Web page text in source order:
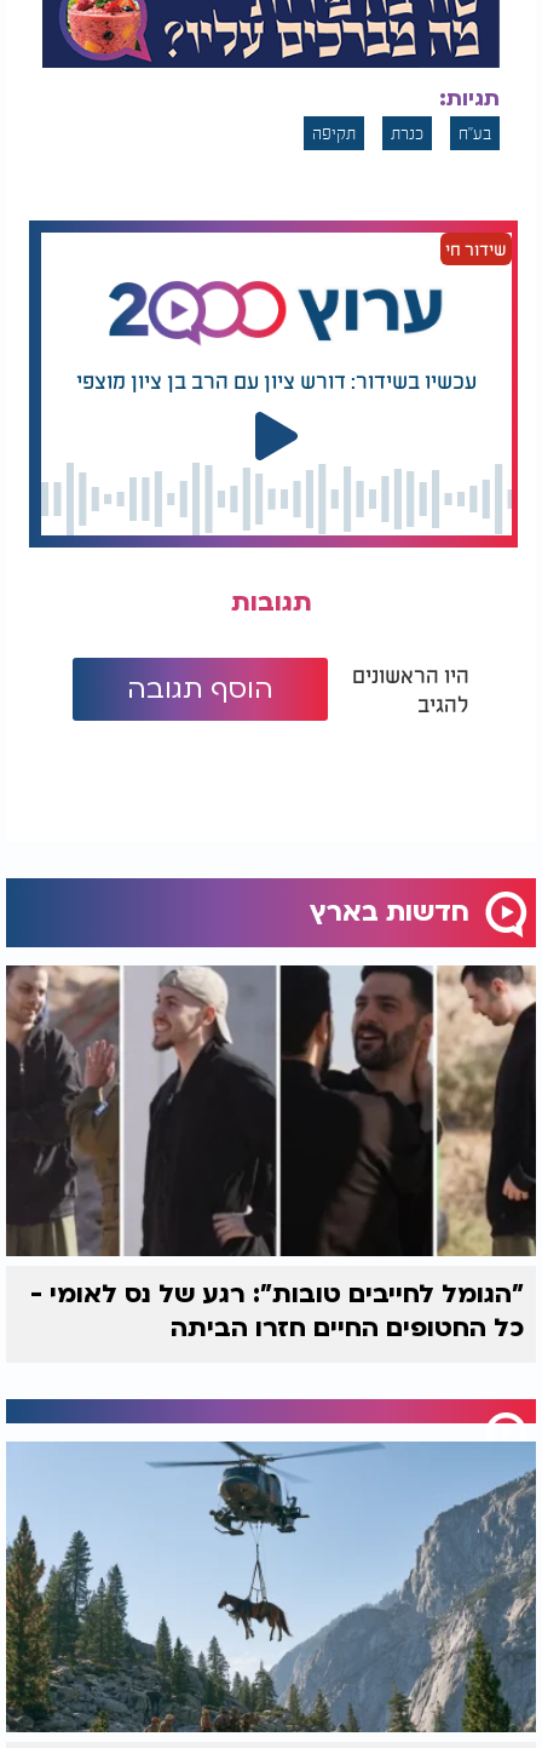
לצד זאת, קיימים מצבים חריגים שבהם תן עלול להפגין
התנהגות מסוכנת. אחד הגורמים המרכזיים לכך הוא
מחלת הכלבת, שעלולה לגרום לשינויים קיצוניים
בהתנהגות, לאובדן מוחלט של הפחד מבני אדם
ולתוקפנות חריגה. גם תנים פצועים, חולים או כאלה
שפיתחו תלות במזון שמקורו בבני אדם, עשויים להגיב
ברשויות הטבע מדגישים כי מניעת המקרים הללו
מתחילה בהתנהלות נכונה של הציבור. הימנעות
מהאכלת חיות בר, סגירה מסודרת של פחי אשפה ופינוי
שאריות מזון מאזורי מגורים ומאתרי טיולים, הם צעדים
מרכזיים לצמצום החיכוך בין בני אדם לתנים. ככל
הטבעיים שלהן וישמרו על מרחק מבני אדם, כך יפחת
גם הסיכון למפגשים מסוכנים.
תגיות:
בע"ח כנרת תקיפה
שידור חי
עכשיו בשידור: דורש ציון עם הרב בן ציון מוצפי
תגובות
היו הראשונים
להגיב
הוסף תגובה
חדשות בארץ
"הגומל לחייבים טובות": רגע של נס לאומי -
כל החטופים החיים חזרו הביתה